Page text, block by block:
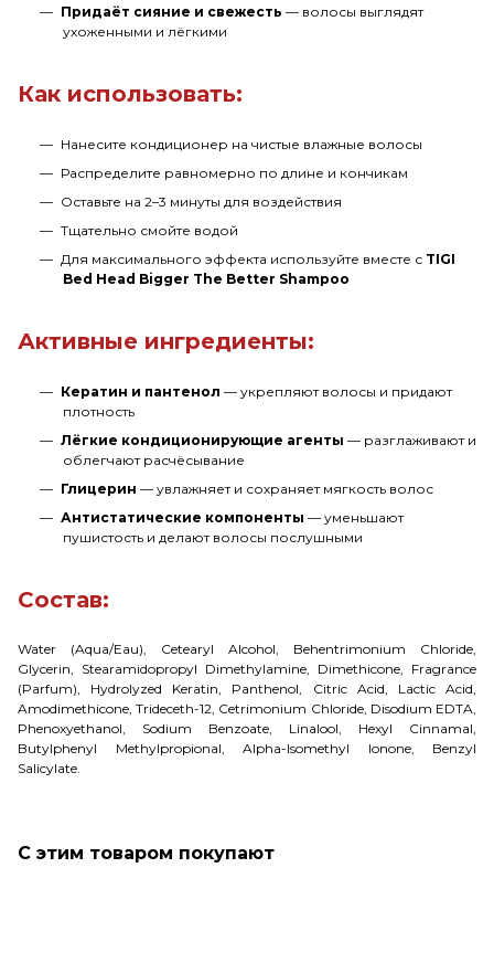
Придаёт сияние и свежесть — волосы выглядят
ухоженными и лёгкими
Как использовать:
Нанесите кондиционер на чистые влажные волосы
Распределите равномерно по длине и кончикам
Оставьте на 2–3 минуты для воздействия
Тщательно смойте водой
Для максимального эффекта используйте вместе с TIGI
Bed Head Bigger The Better Shampoo
Активные ингредиенты:
Кератин и пантенол — укрепляют волосы и придают
плотность
Лёгкие кондиционирующие агенты — разглаживают и
облегчают расчёсывание
Глицерин — увлажняет и сохраняет мягкость волос
Антистатические компоненты — уменьшают
пушистость и делают волосы послушными
Состав:
Water (Aqua/Eau), Cetearyl Alcohol, Behentrimonium Chloride,
Glycerin, Stearamidopropyl Dimethylamine, Dimethicone, Fragrance
(Parfum), Hydrolyzed Keratin, Panthenol, Citric Acid, Lactic Acid,
Amodimethicone, Trideceth-12, Cetrimonium Chloride, Disodium EDTA,
Phenoxyethanol, Sodium Benzoate, Linalool, Hexyl Cinnamal,
Butylphenyl Methylpropional, Alpha-Isomethyl Ionone, Benzyl
Salicylate.
С этим товаром покупают